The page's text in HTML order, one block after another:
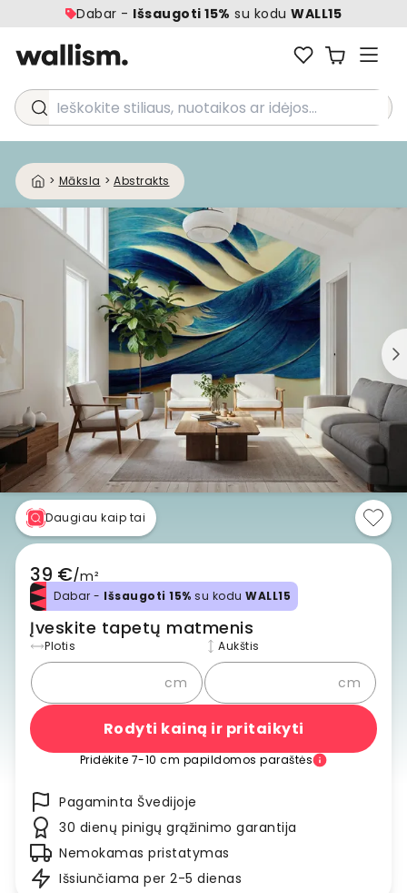
Dabar - Išsaugoti 15% su kodu WALL15
Ieškokite stiliaus, nuotaikos ar idėjos...
> Māksla > Abstrakts
Daugiau kaip tai
39 €/m²
Dabar - Išsaugoti 15% su kodu WALL15
Įveskite tapetų matmenis
Plotis
cm
Aukštis
cm
Rodyti kainą ir pritaikyti
Pridėkite 7-10 cm papildomos paraštės
Pagaminta Švedijoje
30 dienų pinigų grąžinimo garantija
Nemokamas pristatymas
Išsiunčiama per 2-5 dienas